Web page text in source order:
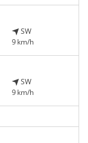
SW
9 km/h
SW
9 km/h